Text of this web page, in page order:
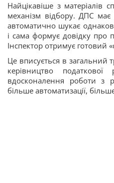
Найцікавіше з матеріалів
механізм відбору. ДПС має
автоматично шукає
і сама формує довідку про
Інспектор отримує готовий
Це вписується в загальний
керівництво
вдосконалення роботи з
більше автоматизації,